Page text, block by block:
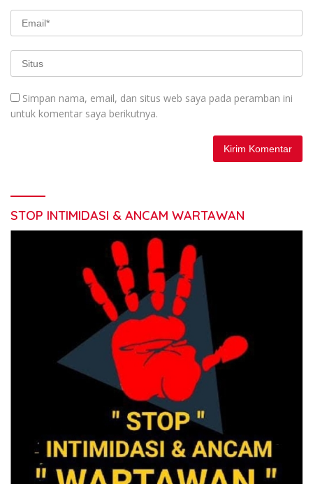
Simpan nama, email, dan situs web saya pada peramban ini
untuk komentar saya berikutnya.
STOP INTIMIDASI & ANCAM WARTAWAN